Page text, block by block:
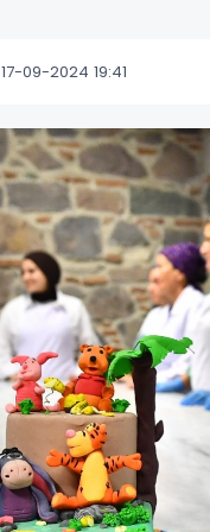
17-09-2024 19:41